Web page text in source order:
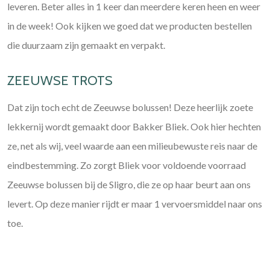
leveren. Beter alles in 1 keer dan meerdere keren heen en weer
in de week! Ook kijken we goed dat we producten bestellen
die duurzaam zijn gemaakt en verpakt.
ZEEUWSE TROTS
Dat zijn toch echt de Zeeuwse bolussen! Deze heerlijk zoete
lekkernij wordt gemaakt door Bakker Bliek. Ook hier hechten
ze, net als wij, veel waarde aan een milieubewuste reis naar de
eindbestemming. Zo zorgt Bliek voor voldoende voorraad
Zeeuwse bolussen bij de Sligro, die ze op haar beurt aan ons
levert. Op deze manier rijdt er maar 1 vervoersmiddel naar ons
toe.